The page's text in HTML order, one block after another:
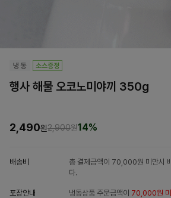
행사 해물 오코노미야끼 350g
2,490원2,900원14%
배송비
총 결제금액이 70,000원 미만시
다.
포장안내 냉동상품 주문금액이 70,000원